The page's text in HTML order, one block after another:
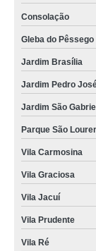
Consolação
Gleba do Pêssego
Jardim Brasília
Jardim Pedro
Jardim São Gabriel
Parque São
Vila Carmosina
Vila Graciosa
Vila Jacuí
Vila Prudente
Vila Ré